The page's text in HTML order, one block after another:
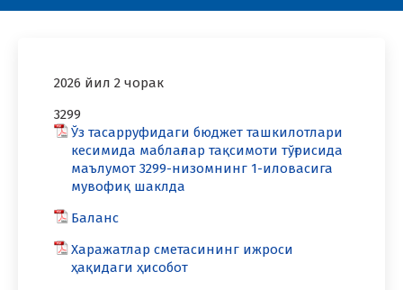
2026 йил 2 чорак
3299
Ўз тасарруфидаги бюджет ташкилотлари
кесимида маблағлар тақсимоти тўғрисида
маълумот 3299-низомнинг 1-иловасига
мувофиқ шаклда
Баланс
Харажатлар сметасининг ижроси
ҳақидаги ҳисобот